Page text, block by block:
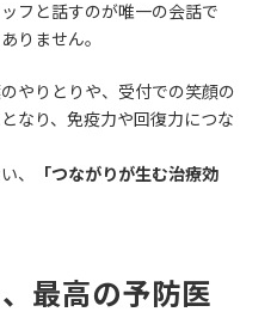
フと話すのが唯一の会話で
りません。
やりとりや、受付での笑顔の
なり、免疫力や回復力につな
、
「つながりが生む治療効
最高の予防医